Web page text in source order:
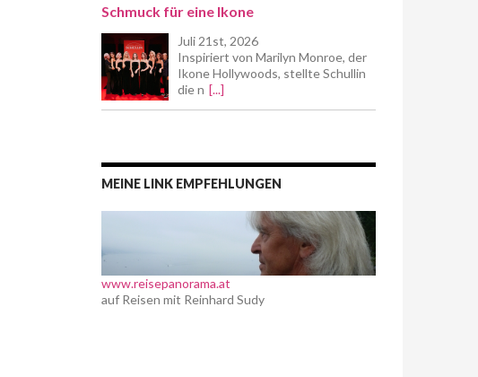
Schmuck für eine Ikone
Juli 21st, 2026
Inspiriert von Marilyn Monroe, der
Ikone Hollywoods, stellte Schullin
die n [...]
MEINE LINK EMPFEHLUNGEN
www.reisepanorama.at
auf Reisen mit Reinhard Sudy